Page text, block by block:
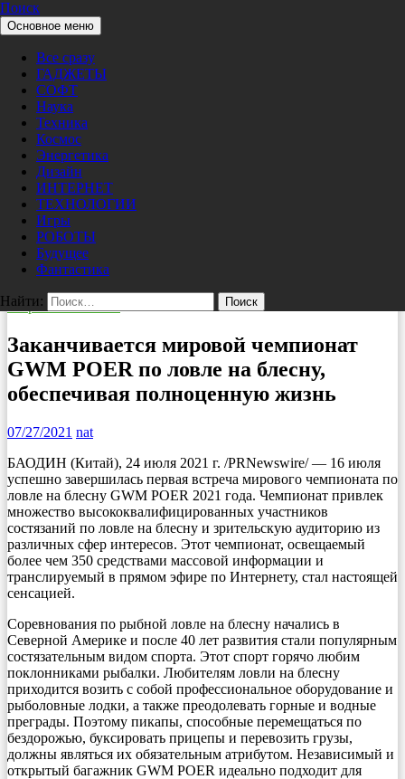
Перейти к содержимому
Pro/Hi-Tech
Поиск
Основное меню
Все сразу
ГАДЖЕТЫ
СОФТ
Наука
Техника
Космос
Энергетика
Дизайн
ИНТЕРНЕТ
ТЕХНОЛОГИИ
Игры
РОБОТЫ
Будущее
Фантастика
Найти:
Мировые новости
Заканчивается мировой чемпионат
GWM POER по ловле на блесну,
обеспечивая полноценную жизнь
07/27/2021 nat
БАОДИН (Китай), 24 июля 2021 г. /PRNewswire/ — 16 июля
успешно завершилась первая встреча мирового чемпионата по
ловле на блесну GWM POER 2021 года. Чемпионат привлек
множество высококвалифицированных участников
состязаний по ловле на блесну и зрительскую аудиторию из
различных сфер интересов. Этот чемпионат, освещаемый
более чем 350 средствами массовой информации и
транслируемый в прямом эфире по Интернету, стал настоящей
сенсацией.
Соревнования по рыбной ловле на блесну начались в
Северной Америке и после 40 лет развития стали популярным
состязательным видом спорта. Этот спорт горячо любим
поклонниками рыбалки. Любителям ловли на блесну
приходится возить с собой профессиональное оборудование и
рыболовные лодки, а также преодолевать горные и водные
преграды. Поэтому пикапы, способные перемещаться по
бездорожью, буксировать прицепы и перевозить грузы,
должны являться их обязательным атрибутом. Независимый и
открытый багажник GWM POER идеально подходит для